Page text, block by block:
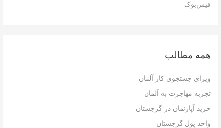
فیس‌بوک
همه مطالب
ویزای جستجوی کار آلمان
تجربه مهاجرت به آلمان
خرید آپارتمان در گرجستان
واحد پول گرجستان